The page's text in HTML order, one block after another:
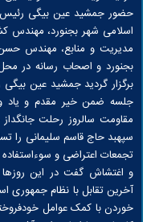
حضور جمشید عین بیگی رئیس
اسلامی شهر بجنورد، مهندس
مدیریت و منابع، مهندس
بجنورد و اصحاب رسانه در
برگزار گردید جمشید عین
جلسه ضمن خیر مقدم و یاد
مقاومت سالروز رحلت
سپهبد حاج قاسم سلیمانی را
تجمعات اعتراضی و
و اغتشاش گفت در این
خوردن با کمک عوامل